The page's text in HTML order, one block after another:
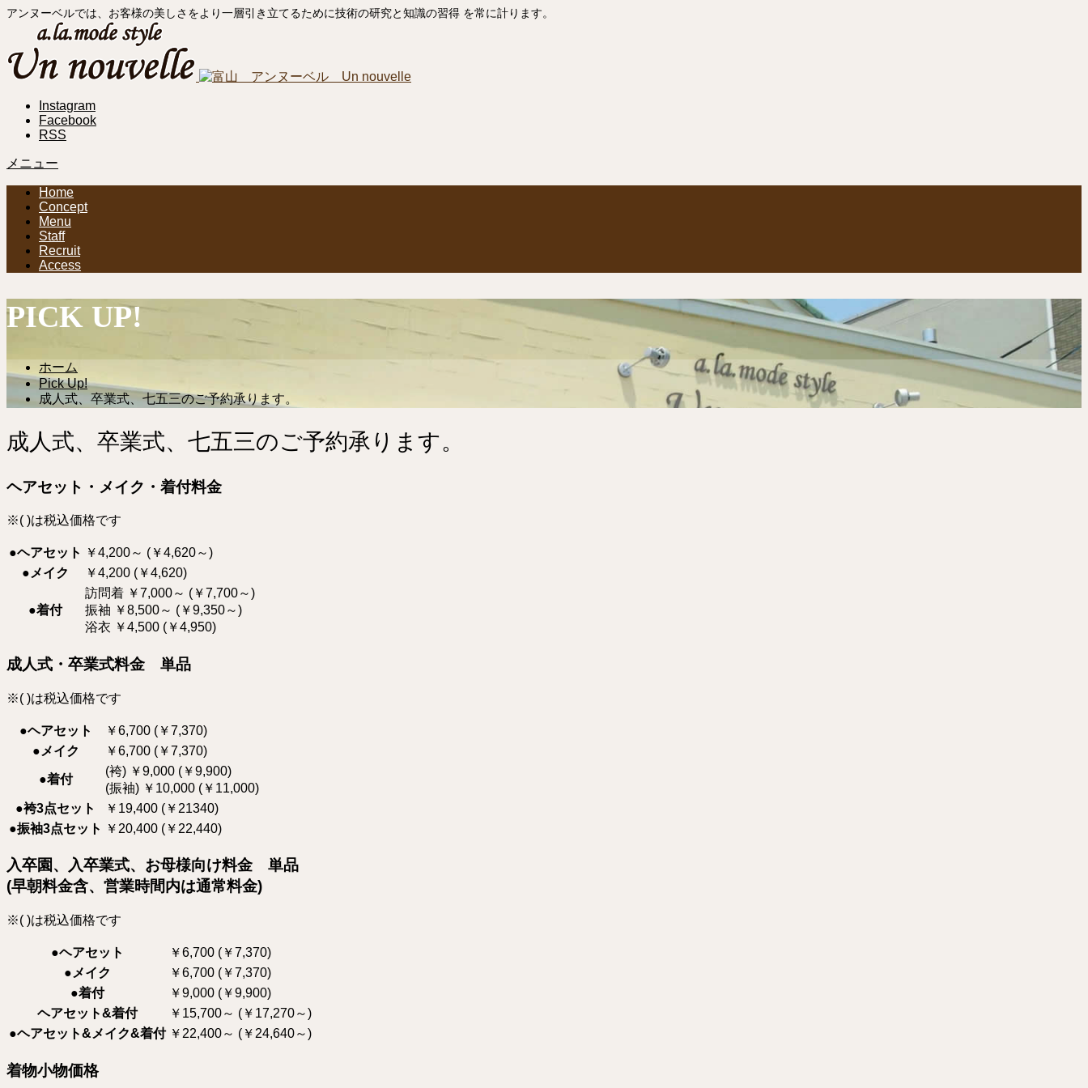
アンヌーベルでは、お客様の美しさをより一層引き立てるために技術の研究と知識の習得 を常に計ります。
Instagram
Facebook
RSS
メニュー
Home
Concept
Menu
Staff
Recruit
Access
PICK UP!
ホーム
Pick Up!
成人式、卒業式、七五三のご予約承ります。
成人式、卒業式、七五三のご予約承ります。
ヘアセット・メイク・着付料金
※( )は税込価格です
●ヘアセット
￥4,200～ (￥4,620～)
●メイク
￥4,200 (￥4,620)
●着付
訪問着 ￥7,000～ (￥7,700～)
振袖 ￥8,500～ (￥9,350～)
浴衣 ￥4,500 (￥4,950)
成人式・卒業式料金 単品
※( )は税込価格です
●ヘアセット
￥6,700 (￥7,370)
●メイク
￥6,700 (￥7,370)
●着付
(袴) ￥9,000 (￥9,900)
(振袖) ￥10,000 (￥11,000)
●袴3点セット
￥19,400 (￥21340)
●振袖3点セット
￥20,400 (￥22,440)
入卒園、入卒業式、お母様向け料金 単品
(早朝料金含、営業時間内は通常料金)
※( )は税込価格です
●ヘアセット
￥6,700 (￥7,370)
●メイク
￥6,700 (￥7,370)
●着付
￥9,000 (￥9,900)
ヘアセット&着付
￥15,700～ (￥17,270～)
●ヘアセット&メイク&着付 ￥22,400～ (￥24,640～)
着物小物価格